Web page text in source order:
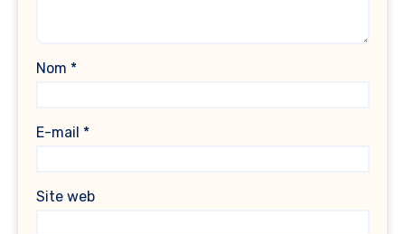
Nom *
E-mail *
Site web